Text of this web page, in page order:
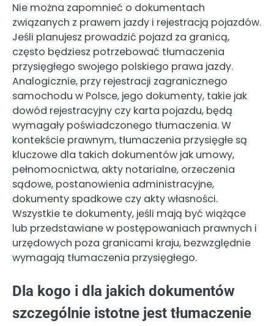
Nie można zapomnieć o dokumentach
związanych z prawem jazdy i rejestracją pojazdów.
Jeśli planujesz prowadzić pojazd za granicą,
często będziesz potrzebować tłumaczenia
przysięgłego swojego polskiego prawa jazdy.
Analogicznie, przy rejestracji zagranicznego
samochodu w Polsce, jego dokumenty, takie jak
dowód rejestracyjny czy karta pojazdu, będą
wymagały poświadczonego tłumaczenia. W
kontekście prawnym, tłumaczenia przysięgłe są
kluczowe dla takich dokumentów jak umowy,
pełnomocnictwa, akty notarialne, orzeczenia
sądowe, postanowienia administracyjne,
dokumenty spadkowe czy akty własności.
Wszystkie te dokumenty, jeśli mają być wiążące
lub przedstawiane w postępowaniach prawnych i
urzędowych poza granicami kraju, bezwzględnie
wymagają tłumaczenia przysięgłego.
Dla kogo i dla jakich dokumentów
szczególnie istotne jest tłumaczenie